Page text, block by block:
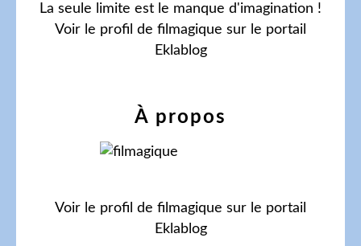
La seule limite est le manque d'imagination !
Voir le profil de filmagique sur le portail
Eklablog
À propos
Voir le profil de filmagique sur le portail
Eklablog